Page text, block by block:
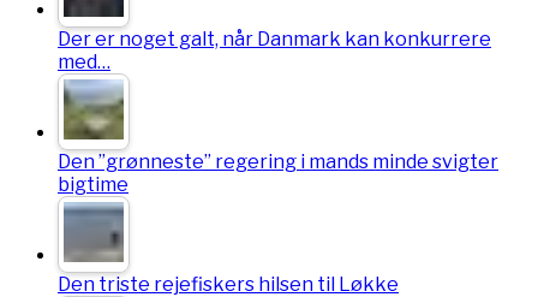
Der er noget galt, når Danmark kan konkurrere
med…
Den ”grønneste” regering i mands minde svigter
bigtime
Den triste rejefiskers hilsen til Løkke